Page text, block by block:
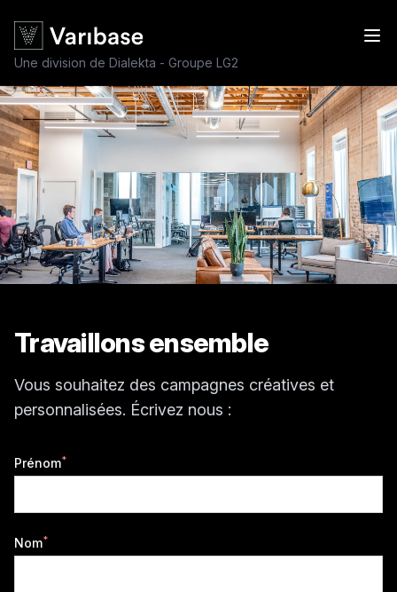
Une division de Dialekta - Groupe LG2
Travaillons ensemble
Vous souhaitez des campagnes créatives et
personnalisées. Écrivez nous :
Prénom*
Nom*